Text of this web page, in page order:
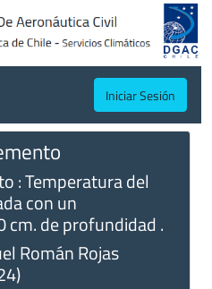
Iniciar Sesión
: Temperatura del
con un
cm. de profundidad .
Román Rojas